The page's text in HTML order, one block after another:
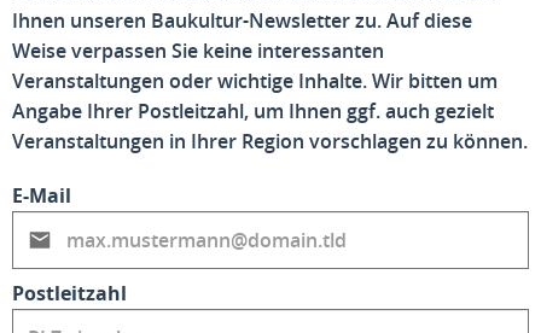
Ihnen unseren Baukultur-Newsletter zu. Auf diese
Weise verpassen Sie keine interessanten
Veranstaltungen oder wichtige Inhalte. Wir bitten um
Angabe Ihrer Postleitzahl, um Ihnen ggf. auch gezielt
Veranstaltungen in Ihrer Region vorschlagen zu können.
E-Mail
Postleitzahl